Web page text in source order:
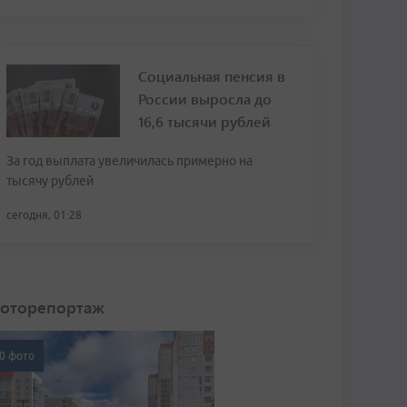
Социальная пенсия в
России выросла до
16,6 тысячи рублей
За год выплата увеличилась примерно на
тысячу рублей
сегодня, 01:28
фото